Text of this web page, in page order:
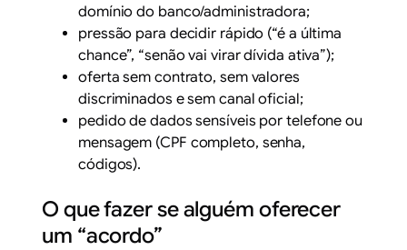
domínio do banco/administradora;
pressão para decidir rápido (“é a última
chance”, “senão vai virar dívida ativa”);
oferta sem contrato, sem valores
discriminados e sem canal oficial;
pedido de dados sensíveis por telefone ou
mensagem (CPF completo, senha,
códigos).
O que fazer se alguém oferecer
um “acordo”